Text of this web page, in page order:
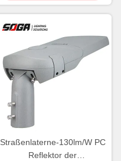
Straßenlaterne-130lm/W PC
Reflektor der